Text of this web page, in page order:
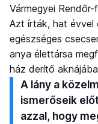
Vármegyei
Azt írták, hat évvel
egészséges
anya élettársa
ház derítő
A lány a
ismerőseik
azzal, hogy